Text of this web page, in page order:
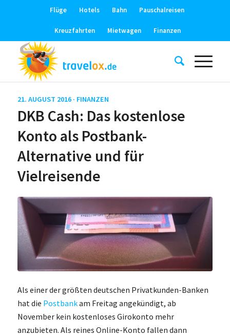
Flüge Hotels Bahn Pauschalreisen
Kreuzfahrten Mietwagen Finanzen
21. AUGUST 2016 · FINANZEN
DKB Cash: Das kostenlose
Konto als Postbank-
Alternative und für
Vielreisende
Als einer der größten deutschen Privatkunden-Banken
hat die Postbankam Freitag angekündigt, ab
November kein kostenloses Girokonto mehr
anzubieten. Als reines Online-Konto fallen dann